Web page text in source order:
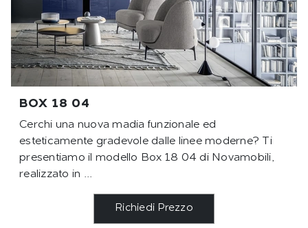
BOX 18 04
Cerchi una nuova madia funzionale ed
esteticamente gradevole dalle linee moderne? Ti
presentiamo il modello Box 18 04 di Novamobili,
realizzato in ...
Richiedi Prezzo